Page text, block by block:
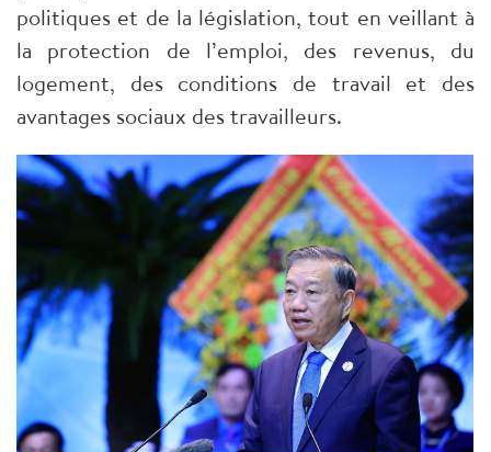
politiques et de la législation, tout en veillant à
la protection de l’emploi, des revenus, du
logement, des conditions de travail et des
avantages sociaux des travailleurs.